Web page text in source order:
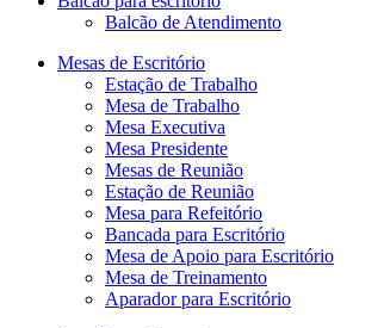
Balcão de Atendimento
Mesas de Escritório
Estação de Trabalho
Mesa de Trabalho
Mesa Executiva
Mesa Presidente
Mesas de Reunião
Estação de Reunião
Mesa para Refeitório
Bancada para Escritório
Mesa de Apoio para Escritório
Mesa de Treinamento
Aparador para Escritório